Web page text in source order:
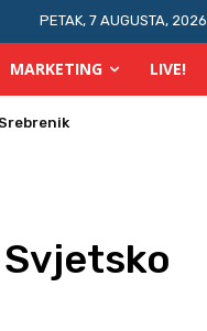
PETAK, 7 AUGUSTA, 2026
MARKETING LIVE!